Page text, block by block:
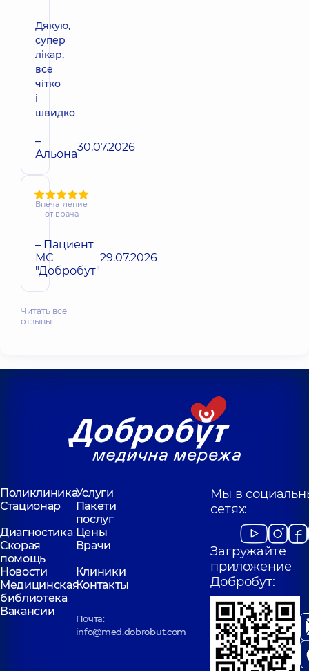
Дякую,
супер
лікар,
все
чітко
і
швидко
–
Альона30.07.2026
Впечатление
от врача
– Пациент
МС
"Добробут"
29.07.2026
Читать все
отзывы…
ПоликлиникаУслуги
Стационар
Пакети
послуг
Диагностика Цены
Скорая
помощь
Врачи
Новости
Клиники
Медицинская
библиотека
Контакты
Вакансии
Почта:
info@med.dobrobut.com
Мы в
сетях:
Загружайте
приложение
Добробут: